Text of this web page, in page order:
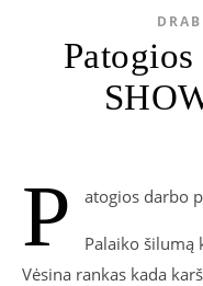
P atogios darbo
Palaiko šilumą
Vėsina rankas kada